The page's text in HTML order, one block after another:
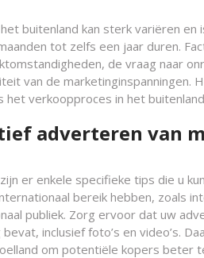
buitenland kan sterk variëren en
tot zelfs een jaar duren.
de vraag naar
van de marketinginspanningen.
verkoopproces in het
adverteren van
er enkele specifieke tips die u
bereik hebben, zoals
publiek. Zorg ervoor dat uw
inclusief foto’s en video’s.
om potentiële kopers beter